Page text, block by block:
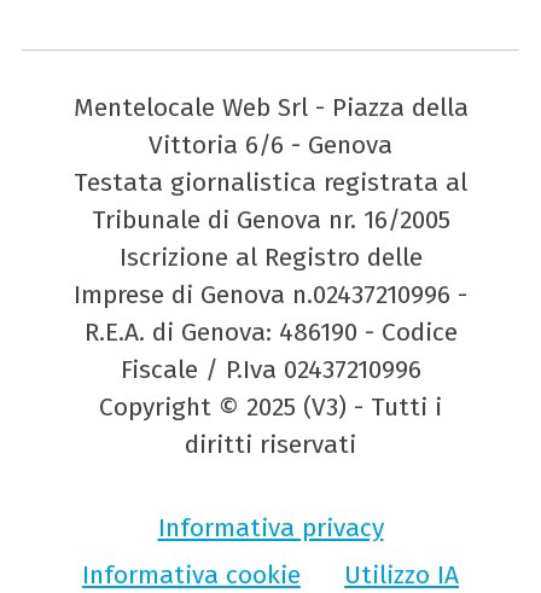
Mentelocale Web Srl - Piazza della
Vittoria 6/6 - Genova
Testata giornalistica registrata al
Tribunale di Genova nr. 16/2005
Iscrizione al Registro delle
Imprese di Genova n.02437210996 -
R.E.A. di Genova: 486190 - Codice
Fiscale / P.Iva 02437210996
Copyright © 2025 (V3) - Tutti i
diritti riservati
Informativa privacy
Informativa cookie
Utilizzo IA